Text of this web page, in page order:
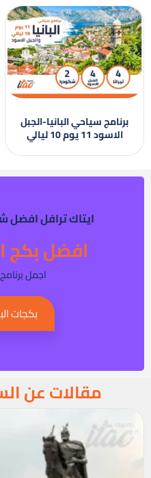
برنامج سياحي البانيا-الجبل
الاسود 11 يوم 10 ليالي
ايتاك ترافل افضل
افضل بكج
اجمل
بكجات
مقالات عن